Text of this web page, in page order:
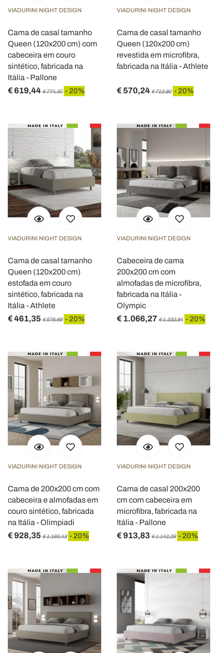
VIADURINI NIGHT DESIGN
Cama de casal tamanho
Queen (120x200 cm) com
cabeceira em couro
sintético, fabricada na
Itália - Pallone
€ 619,44 € 774,30 - 20%
VIADURINI NIGHT DESIGN
Cama de casal tamanho
Queen (120x200 cm)
revestida em microfibra,
fabricada na Itália - Athlete
€ 570,24 € 712,80 - 20%
VIADURINI NIGHT DESIGN
Cama de casal tamanho
Queen (120x200 cm)
estofada em couro
sintético, fabricada na
Itália - Athlete
€ 461,35 € 576,69 - 20%
VIADURINI NIGHT DESIGN
Cabeceira de cama
200x200 cm com
almofadas de microfibra,
fabricada na Itália -
Olympic
€ 1.066,27 € 1.332,84 - 20%
VIADURINI NIGHT DESIGN
Cama de 200x200 cm com
cabeceira e almofadas em
couro sintético, fabricada
na Itália - Olimpiadi
€ 928,35 € 1.160,43 - 20%
VIADURINI NIGHT DESIGN
Cama de casal 200x200
cm com cabeceira em
microfibra, fabricada na
Itália - Pallone
€ 913,83 € 1.142,29 - 20%